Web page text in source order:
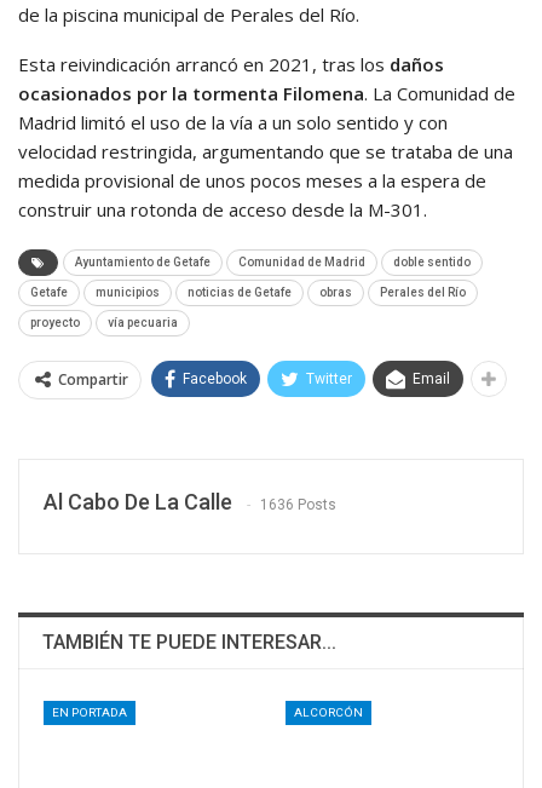
de la piscina municipal de Perales del Río.
Esta reivindicación arrancó en 2021, tras los daños
ocasionados por la tormenta Filomena. La Comunidad de
Madrid limitó el uso de la vía a un solo sentido y con
velocidad restringida, argumentando que se trataba de una
medida provisional de unos pocos meses a la espera de
construir una rotonda de acceso desde la M-301.
Ayuntamiento de Getafe Comunidad de Madrid doble sentido
Getafe municipios noticias de Getafe obras Perales del Río
proyecto vía pecuaria
Compartir Facebook Twitter Email
Al Cabo De La Calle 1636 Posts
TAMBIÉN TE PUEDE INTERESAR...
EN PORTADA ALCORCÓN